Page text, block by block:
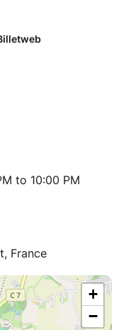
to 10:00 PM
France
+
−